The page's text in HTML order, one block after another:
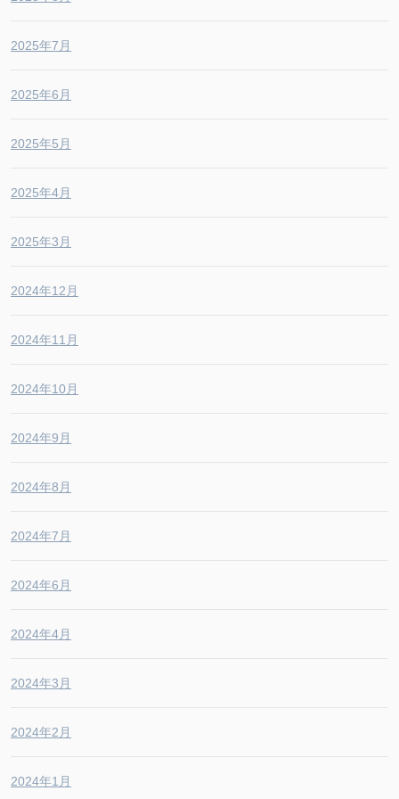
2025年7月
2025年6月
2025年5月
2025年4月
2025年3月
2024年12月
2024年11月
2024年10月
2024年9月
2024年8月
2024年7月
2024年6月
2024年4月
2024年3月
2024年2月
2024年1月